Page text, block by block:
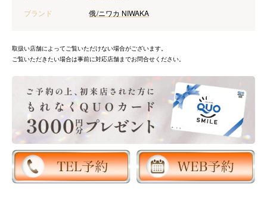
ブランド
俄/ニワカ NIWAKA
取扱い店舗によってご覧いただけない場合がございます。
ご覧いただきたい場合は事前に対応店舗までお問合せください。